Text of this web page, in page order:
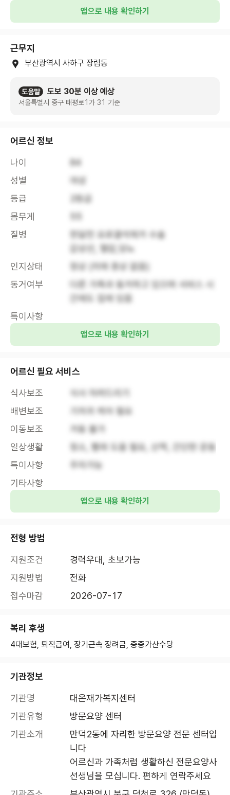
앱으로 내용 확인하기
근무지
부산광역시 사하구 장림동
도움말 도보 30분 이상 예상
서울특별시 중구 태평로1가 31 기준
어르신 정보
나이
84
성별
여성
등급
2등급
몸무게
질병
한달전 요로결석제거 수술
갑상선, 혈압,당뇨
인지상태
정상 (치매 증상 없음)
동거여부
다른 가족과 동거하고 있으며 서비스 시
간에도 집에 있음
특이사항
앱으로 내용 확인하기
어르신 필요 서비스
식사보조
식사 차려드리기
배변보조
기저귀 케어 필요
이동보조
거동 불가
일상생활
청소, 빨래 도움 필요, 산책, 간단한 운동
특이사항
주차가능
기타사항
앱으로 내용 확인하기
전형 방법
지원조건
경력우대, 초보가능
지원방법
전화
접수마감
2026-07-17
복리 후생
4대보험, 퇴직급여, 장기근속 장려금, 중증가산수당
기관정보
기관명
대온재가복지센터
기관유형
방문요양 센터
기관소개
만덕2동에 자리한 방문요양 전문 센터입
니다
어르신과 가족처럼 생활하신 전문요양사
선생님을 모십니다. 편하게 연락주세요